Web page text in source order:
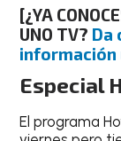
[¿YA
UNO TV? Da
información
Especial
El programa